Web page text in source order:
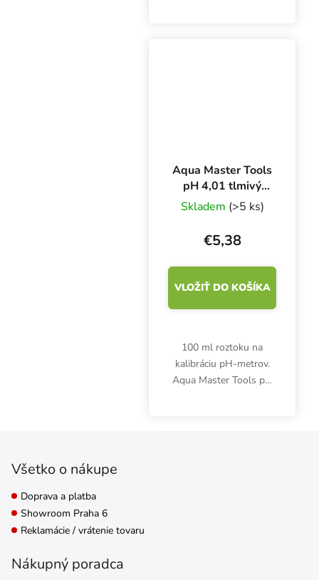
Aqua Master Tools
pH 4,01 tlmivý
roztok 100 ml,
kalibračný roztok
Skladem (>5 ks)
€5,38
VLOŽIŤ DO KOŠÍKA
100 ml roztoku na
kalibráciu pH-metrov.
Aqua Master Tools pH
Všetko o nákupe
Doprava a platba
Showroom Praha 6
Reklamácie / vrátenie tovaru
Nákupný poradca